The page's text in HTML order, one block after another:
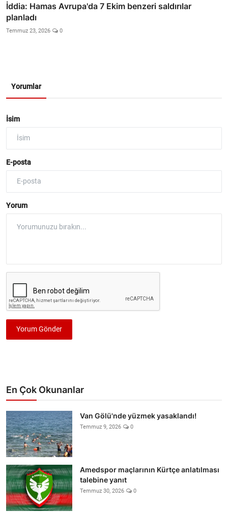
İddia: Hamas Avrupa'da 7 Ekim benzeri saldırılar
planladı
Temmuz 23, 2026 0
Yorumlar
İsim
E-posta
Yorum
Yorum Gönder
En Çok Okunanlar
Van Gölü'nde yüzmek yasaklandı!
Temmuz 9, 2026 0
Amedspor maçlarının Kürtçe anlatılması
talebine yanıt
Temmuz 30, 2026 0